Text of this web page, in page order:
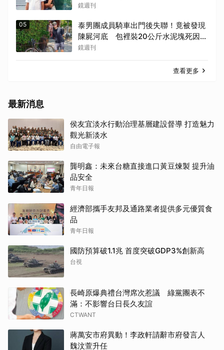
鏡週刊
05
泰男團成員騎車出門後失聯！竟被發現
陳屍河底 包裡裝20公斤水泥塊死因成
謎
鏡週刊
查看更多
最新消息
侯友宜淡水行動治理基層建設督導 打造魅力
觀光新淡水
自由電子報
龔明鑫：未來台糖直接進口黃豆煉製 提升油
品安全
青年日報
經濟部攜手友邦及通路業者提供多元優質食
品
青年日報
國防預算破1.1兆 首度突破GDP3%創新高
台視
長崎原爆典禮台灣席次惹議 綠黨團表不
滿：不影響台日長久友誼
CTWANT
蔣萬安市府異動！李政軒請辭市府發言人
魏汶萱升任